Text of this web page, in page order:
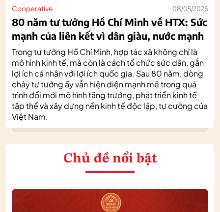
Cooperative 08/05/2026
80 năm tư tưởng Hồ Chí Minh về HTX: Sức
mạnh của liên kết vì dân giàu, nước mạnh
Trong tư tưởng Hồ Chí Minh, hợp tác xã không chỉ là
mô hình kinh tế, mà còn là cách tổ chức sức dân, gắn
lợi ích cá nhân với lợi ích quốc gia. Sau 80 năm, dòng
chảy tư tưởng ấy vẫn hiện diện mạnh mẽ trong quá
trình đổi mới mô hình tăng trưởng, phát triển kinh tế
tập thể và xây dựng nền kinh tế độc lập, tự cường của
Việt Nam.
Chủ đề nổi bật